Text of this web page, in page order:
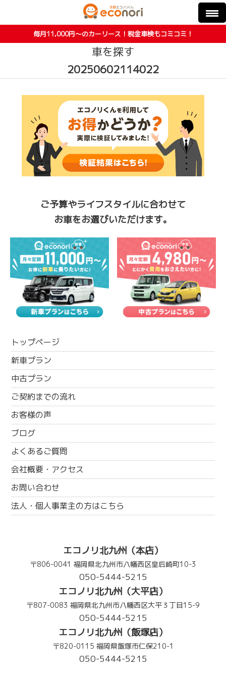
毎月11,000円〜のカーリース！税金車検もコミコミ！
車を探す
20250602114022
ご予算やライフスタイルに合わせて
お車をお選びいただけます。
トップページ
新車プラン
中古プラン
ご契約までの流れ
お客様の声
ブログ
よくあるご質問
会社概要・アクセス
お問い合わせ
法人・個人事業主の方はこちら
エコノリ北九州（本店）
〒806-0041 福岡県北九州市八幡西区皇后崎町10-3
050-5444-5215
エコノリ北九州（大平店）
〒807-0083 福岡県北九州市八幡西区大平３丁目15-9
050-5444-5215
エコノリ北九州（飯塚店）
〒820-0115 福岡県飯塚市仁保210-1
050-5444-5215